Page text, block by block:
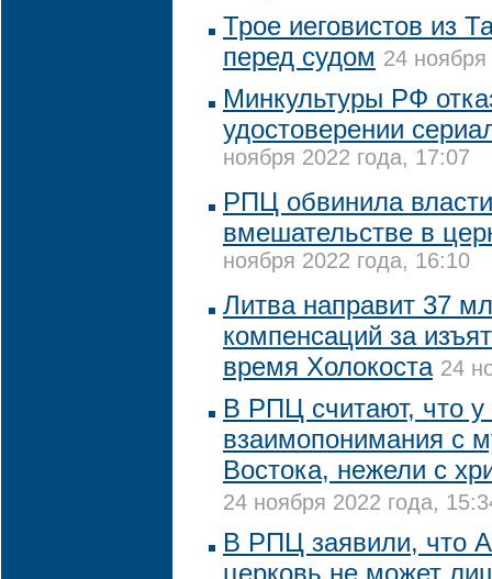
Трое иеговистов из
перед судом 24
Минкультуры РФ
удостоверении
ноября 2022 года, 17:07
РПЦ обвинила
вмешательстве в
ноября 2022 года, 16:10
Литва направит 37
компенсаций за
время Холокоста 24
В РПЦ считают, что
взаимопонимания с
Востока, нежели с
24 ноября 2022 года,
В РПЦ заявили, что
церковь не может